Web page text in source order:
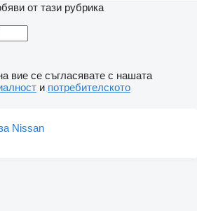
от тази рубрика
вие се съгласявате с нашата
и потребителското
Nissan